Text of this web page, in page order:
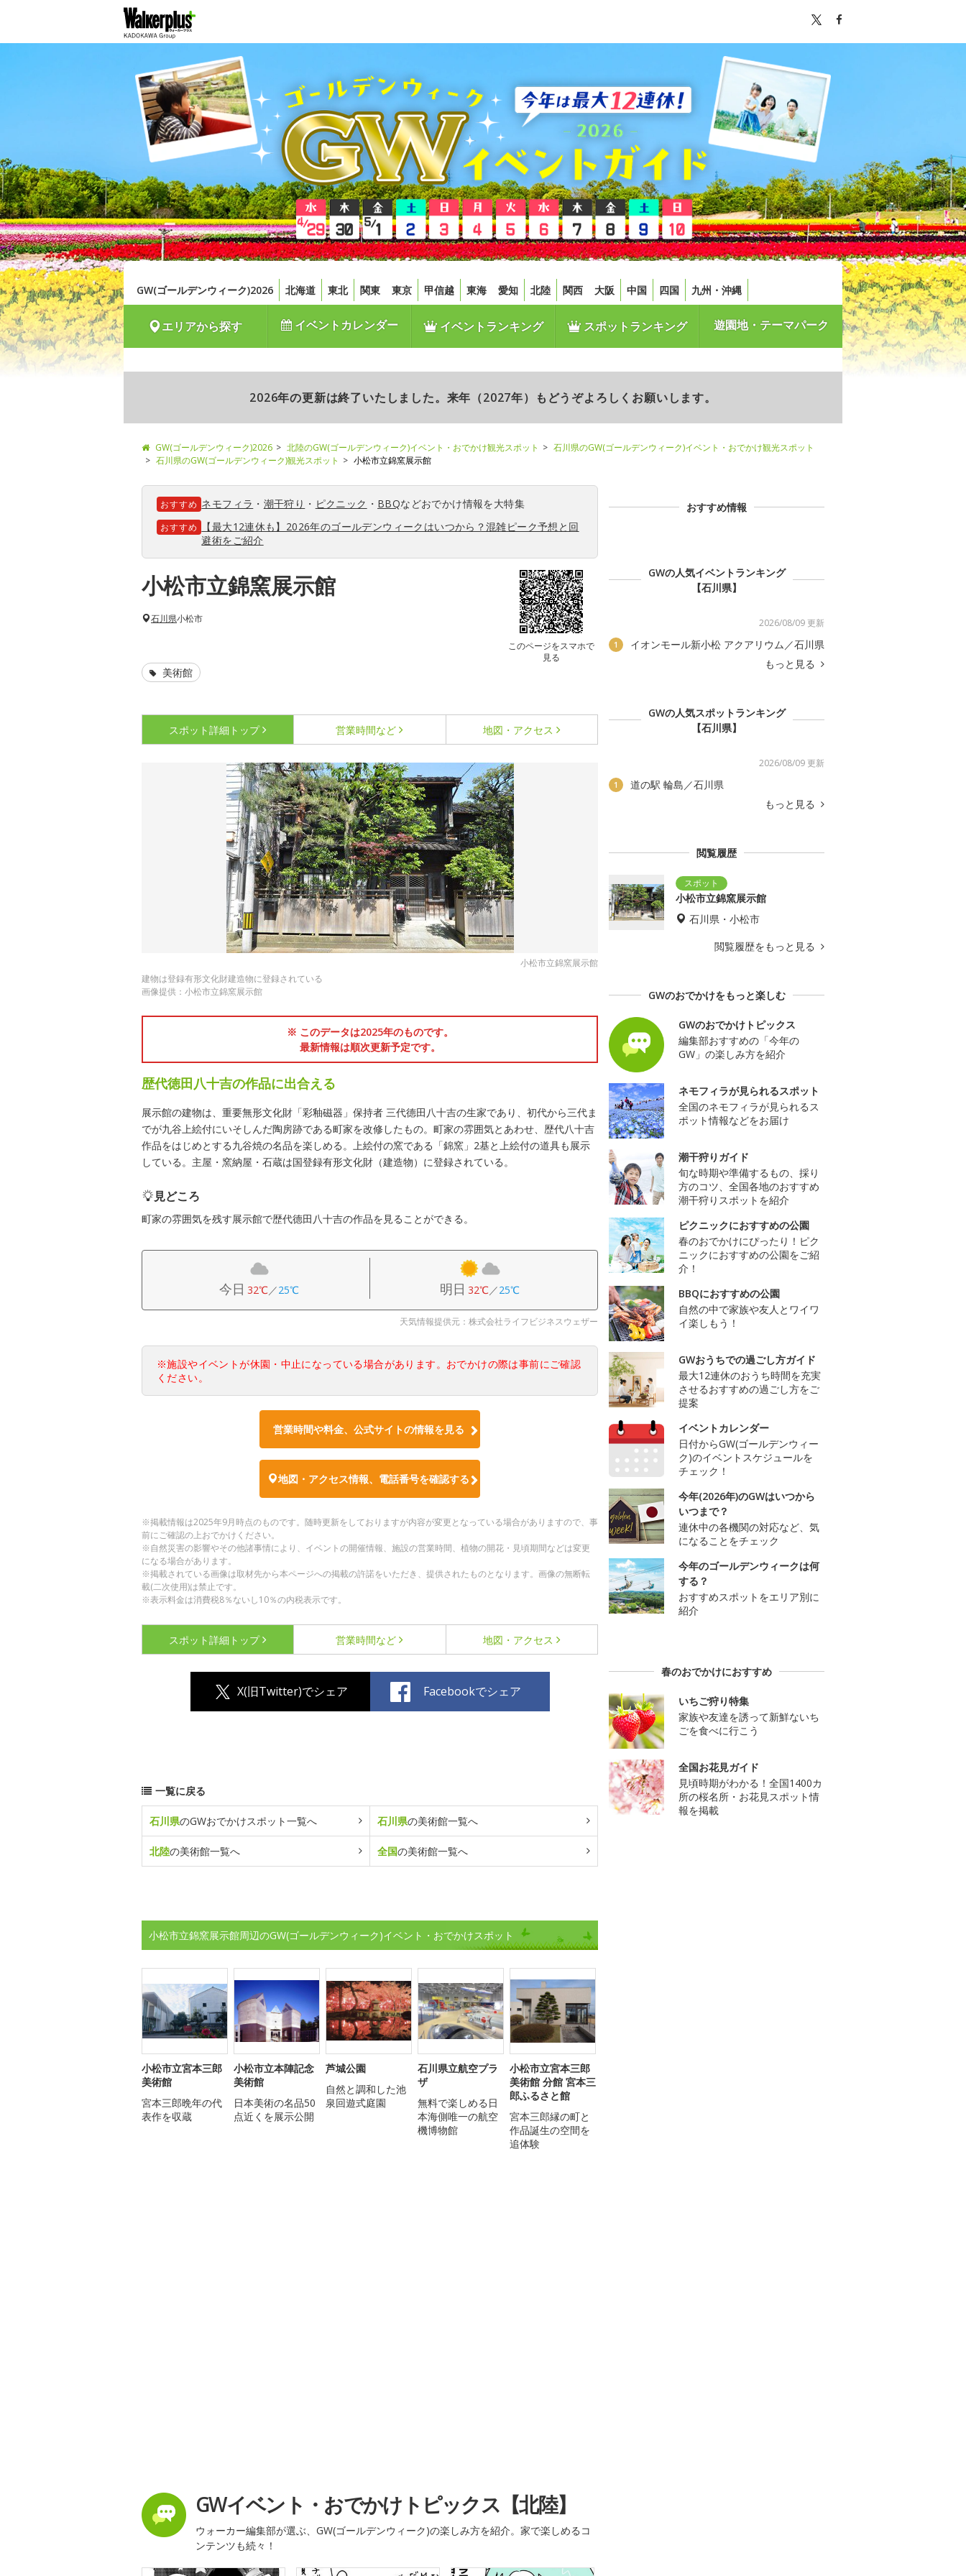
GW(ゴールデンウィーク)2026 北海道 東北 関東 東京 甲信越 東海 愛知 北陸 関西 大阪 中国 四国 九州・沖縄
エリアから探す イベントカレンダー イベントランキング スポットランキング 遊園地・テーマパーク
2026年の更新は終了いたしました。来年（2027年）もどうぞよろしくお願いします。
GW(ゴールデンウィーク)2026 北陸のGW(ゴールデンウィーク)イベント・おでかけ観光スポット
石川県のGW(ゴールデンウィーク)イベント・おでかけ観光スポット
石川県のGW(ゴールデンウィーク)観光スポット
小松市立錦窯展示館
おすすめ ネモフィラ ・ 潮干狩り ・ ピクニック ・ BBQなどおでかけ情報を大特集
おすすめ
【最大12連休も】2026年のゴールデンウィークはいつから？混雑ピーク予想と回
避術をご紹介
小松市立錦窯展示館
このページをスマホで
見る
石川県小松市
美術館
スポット詳細 トップ 営業時間など 地図・アクセス
小松市立錦窯展示館
建物は登録有形文化財建造物に登録されている
画像提供：小松市立錦窯展示館
※ このデータは2025年のものです。
最新情報は順次更新予定です。
歴代徳田八十吉の作品に出合える
展示館の建物は、重要無形文化財「彩釉磁器」保持者 三代德田八十吉の生家であり、初代から三代ま
でが九谷上絵付にいそしんだ陶房跡である町家を改修したもの。町家の雰囲気とあわせ、歴代八十吉
作品をはじめとする九谷焼の名品を楽しめる。上絵付の窯である「錦窯」2基と上絵付の道具も展示
している。主屋・窯納屋・石蔵は国登録有形文化財（建造物）に登録されている。
見どころ
町家の雰囲気を残す展示館で歴代德田八十吉の作品を見ることができる。
今日 32℃／25℃ 明日 32℃／25℃
天気情報提供元：株式会社ライフビジネスウェザー
※施設やイベントが休園・中止になっている場合があります。おでかけの際は事前にご確認
ください。
営業時間や料金、公式サイトの情報を見る
地図・アクセス情報、電話番号を確認する
※掲載情報は2025年9月時点のものです。随時更新をしておりますが内容が変更となっている場合がありますので、事
前にご確認の上おでかけください。
※自然災害の影響やその他諸事情により、イベントの開催情報、施設の営業時間、植物の開花・見頃期間などは変更
になる場合があります。
※掲載されている画像は取材先から本ページへの掲載の許諾をいただき、提供されたものとなります。画像の無断転
載(二次使用)は禁止です。
※表示料金は消費税8％ないし10％の内税表示です。
スポット詳細 トップ 営業時間など 地図・アクセス
X(旧Twitter)でシェア Facebookでシェア
一覧に戻る
石川県のGWおでかけスポット一覧へ 石川県の美術館一覧へ
北陸の美術館一覧へ 全国の美術館一覧へ
小松市立錦窯展示館周辺のGW(ゴールデンウィーク)イベント・おでかけスポット
小松市立宮本三郎
美術館
宮本三郎晩年の代
表作を収蔵
小松市立本陣記念
美術館
日本美術の名品50
点近くを展示公開
芦城公園
自然と調和した池
泉回遊式庭園
石川県立航空プラ
ザ
無料で楽しめる日
本海側唯一の航空
機博物館
小松市立宮本三郎
美術館 分館 宮本三
郎ふるさと館
宮本三郎縁の町と
作品誕生の空間を
追体験
GWイベント・おでかけトピックス【北陸】
ウォーカー編集部が選ぶ、GW(ゴールデンウィーク)の楽しみ方を紹介。家で楽しめるコ
ンテンツも続々！
おすすめ情報
GWの人気イベントランキング
【石川県】
2026/08/09 更新
1
イオンモール新小松 アクアリウム／石川県
もっと見る
GWの人気スポットランキング
【石川県】
2026/08/09 更新
1
道の駅 輪島／石川県
もっと見る
閲覧履歴
小松市立錦窯展示館
石川県・小松市
閲覧履歴をもっと見る
GWのおでかけをもっと楽しむ
GWのおでかけトピックス
編集部おすすめの「今年の
GW」の楽しみ方を紹介
ネモフィラが見られるスポット
全国のネモフィラが見られるス
ポット情報などをお届け
潮干狩りガイド
旬な時期や準備するもの、採り
方のコツ、全国各地のおすすめ
潮干狩りスポットを紹介
ピクニックにおすすめの公園
春のおでかけにぴったり！ピク
ニックにおすすめの公園をご紹
介！
BBQにおすすめの公園
自然の中で家族や友人とワイワ
イ楽しもう！
GWおうちでの過ごし方ガイド
最大12連休のおうち時間を充実
させるおすすめの過ごし方をご
提案
イベントカレンダー
日付からGW(ゴールデンウィー
ク)のイベントスケジュールを
チェック！
今年(2026年)のGWはいつから
いつまで？
連休中の各機関の対応など、気
になることをチェック
今年のゴールデンウィークは何
する？
おすすめスポットをエリア別に
紹介
春のおでかけにおすすめ
いちご狩り特集
家族や友達を誘って新鮮ないち
ごを食べに行こう
全国お花見ガイド
見頃時期がわかる！全国1400カ
所の桜名所・お花見スポット情
報を掲載